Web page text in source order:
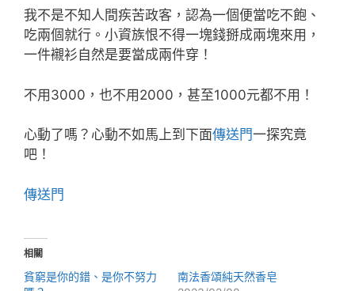
我不是不知人間疾苦政客，認為一個便當吃不飽、
吃兩個就行。小資族恨不得一塊錢掰成兩塊來用，
一件襯衫自然是要當成兩件穿！
不用3000，也不用2000，甚至1000元都不用！
心動了嗎？心動不如馬上到下面傳送門一探究竟
吧！
傳送門
相關
貧窮是你的錯、是你不努力
南法香頌純天然香皂